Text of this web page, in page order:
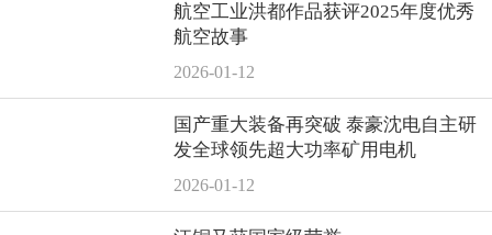
航空工业洪都作品获评2025年度优秀
航空故事
2026-01-12
国产重大装备再突破 泰豪沈电自主研
发全球领先超大功率矿用电机
2026-01-12